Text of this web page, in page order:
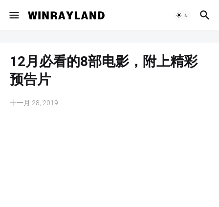
12月必看的8部电影，附上精彩
预告片
十一月 28, 2019